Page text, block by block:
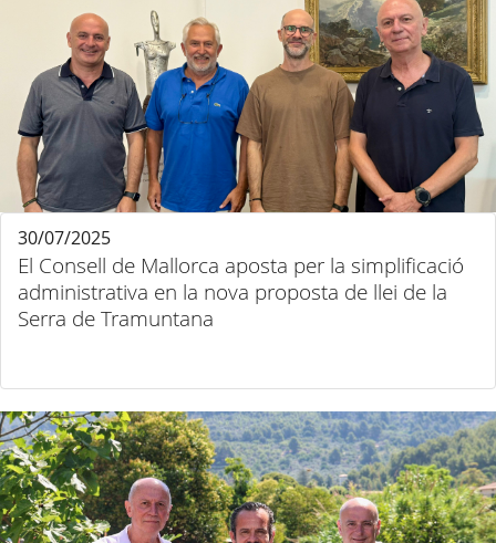
El Consell de Mallorca aposta per la simplificació
administrativa en la nova proposta de llei de la
Serra de Tramuntana
30/07/2025